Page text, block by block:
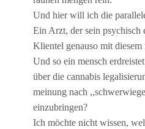
Und hier will ich die
Ein Arzt, der sein psychisch
Klientel genauso mit
Und so ein mensch
über die cannabis
meinung nach
einzubringen?
Ich möchte nicht wissen,